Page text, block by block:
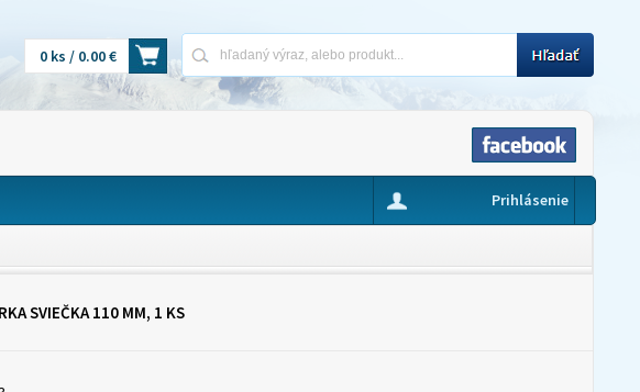
0 ks / 0.00 €
Prihlásenie
SVIEČKA 110 MM, 1 KS